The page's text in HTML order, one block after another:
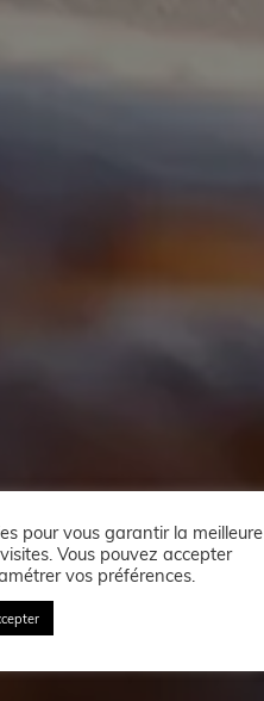
pour vous garantir la meilleure
Vous pouvez accepter
vos préférences.